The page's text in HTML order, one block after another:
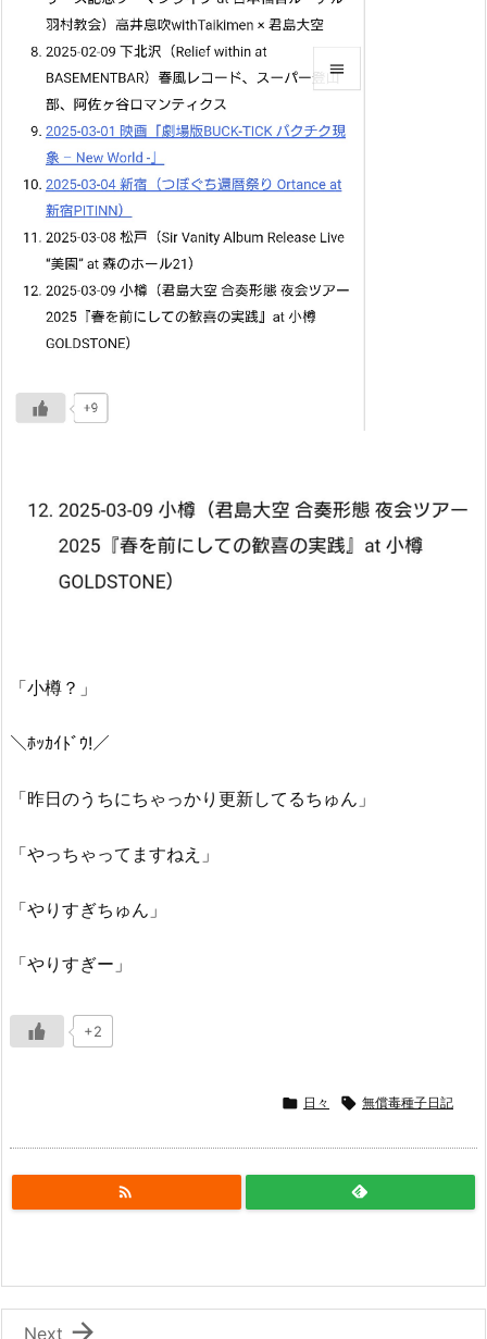
「小樽？」
＼ﾎｯｶｲﾄﾞｳ!／
「昨日のうちにちゃっかり更新してるちゅん」
「やっちゃってますねえ」
「やりすぎちゅん」
「やりすぎー」
+2
 日々  無償毒種子日記


Next